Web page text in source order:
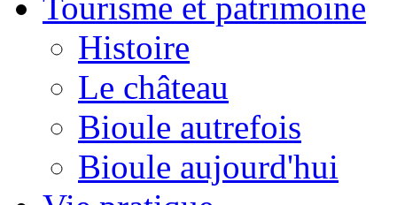
Tourisme et patrimoine
Histoire
Le château
Bioule autrefois
Bioule aujourd'hui